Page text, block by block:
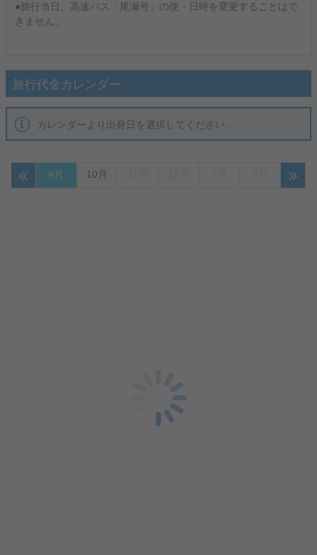
●旅行当日、高速バス「尾瀬号」の便・日時を変更することはで
きません。
旅行代金カレンダー
カレンダーより出発日を選択してください。
9月 10月